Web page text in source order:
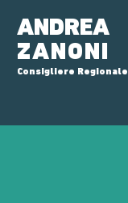
ANDREA
ZANONI
Consigliere Regionale